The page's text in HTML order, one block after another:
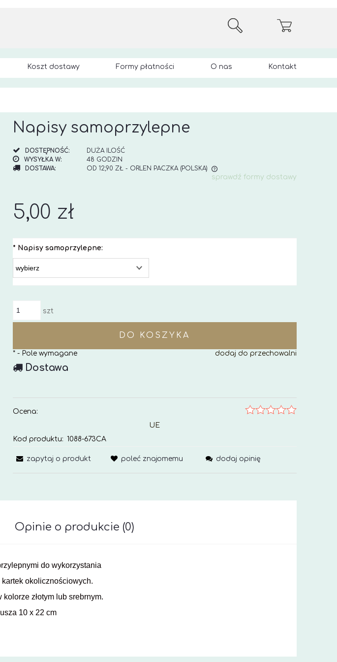
Koszt dostawy Formy płatności O nas Kontakt
Napisy samoprzylepne
DOSTĘPNOŚĆ:
DUŻA ILOŚĆ
WYSYŁKA W:
48 GODZIN
DOSTAWA:
OD 12,90 ZŁ - ORLEN PACZKA (POLSKA)
sprawdź formy dostawy
5,00 zł
* Napisy samoprzylepne:
szt
DO KOSZYKA
dodaj do przechowalni
*- Pole wymagane
Dostawa
Ocena:
UE
Kod produktu: 1088-673CA
zapytaj o produkt poleć znajomemu dodaj opinię
Opinie o produkcie (0)
do wykorzystania
kartek okolicznościowych.
złotym lub srebrnym.
10 x 22 cm